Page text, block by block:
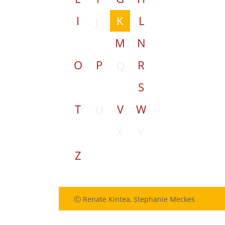
I
K
L
M
N
O
P
R
S
T
V
W
Z
Ⓒ Renate Kintea, Stephanie Meckes